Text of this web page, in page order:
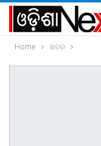
Home ଖବର